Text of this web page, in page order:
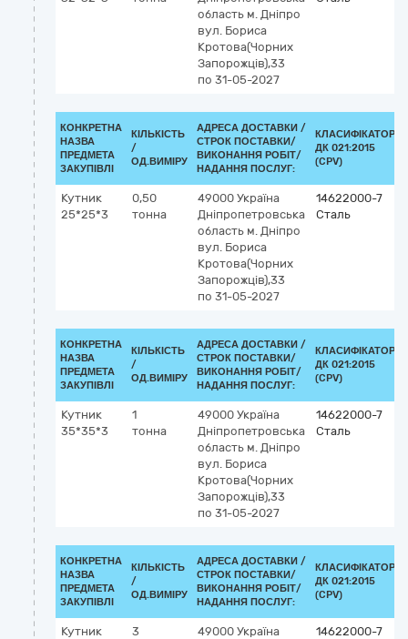
область м. Дніпро
вул. Бориса
Кротова(Чорних
Запорожців),33
по 31-05-2027
КОНКРЕТНА
НАЗВА
ПРЕДМЕТА
ЗАКУПІВЛІ
КІЛЬКІСТЬ
/
ОД.ВИМІРУ
АДРЕСА ДОСТАВКИ /
СТРОК ПОСТАВКИ/
ВИКОНАННЯ РОБІТ/
НАДАННЯ ПОСЛУГ:
КЛАСИФІКАТОР
ДК 021:2015
(CPV)
Кутник
25*25*3
0,50
тонна
49000 Україна
Дніпропетровська
область м. Дніпро
вул. Бориса
Кротова(Чорних
Запорожців),33
по 31-05-2027
14622000-7
Сталь
КОНКРЕТНА
НАЗВА
ПРЕДМЕТА
ЗАКУПІВЛІ
КІЛЬКІСТЬ
/
ОД.ВИМІРУ
АДРЕСА ДОСТАВКИ /
СТРОК ПОСТАВКИ/
ВИКОНАННЯ РОБІТ/
НАДАННЯ ПОСЛУГ:
КЛАСИФІКАТОР
ДК 021:2015
(CPV)
Кутник
35*35*3
1
тонна
49000 Україна
Дніпропетровська
область м. Дніпро
вул. Бориса
Кротова(Чорних
Запорожців),33
по 31-05-2027
14622000-7
Сталь
КОНКРЕТНА
НАЗВА
ПРЕДМЕТА
ЗАКУПІВЛІ
КІЛЬКІСТЬ
/
ОД.ВИМІРУ
АДРЕСА ДОСТАВКИ /
СТРОК ПОСТАВКИ/
ВИКОНАННЯ РОБІТ/
НАДАННЯ ПОСЛУГ:
КЛАСИФІКАТОР
ДК 021:2015
(CPV)
Кутник
3
49000 Україна
14622000-7